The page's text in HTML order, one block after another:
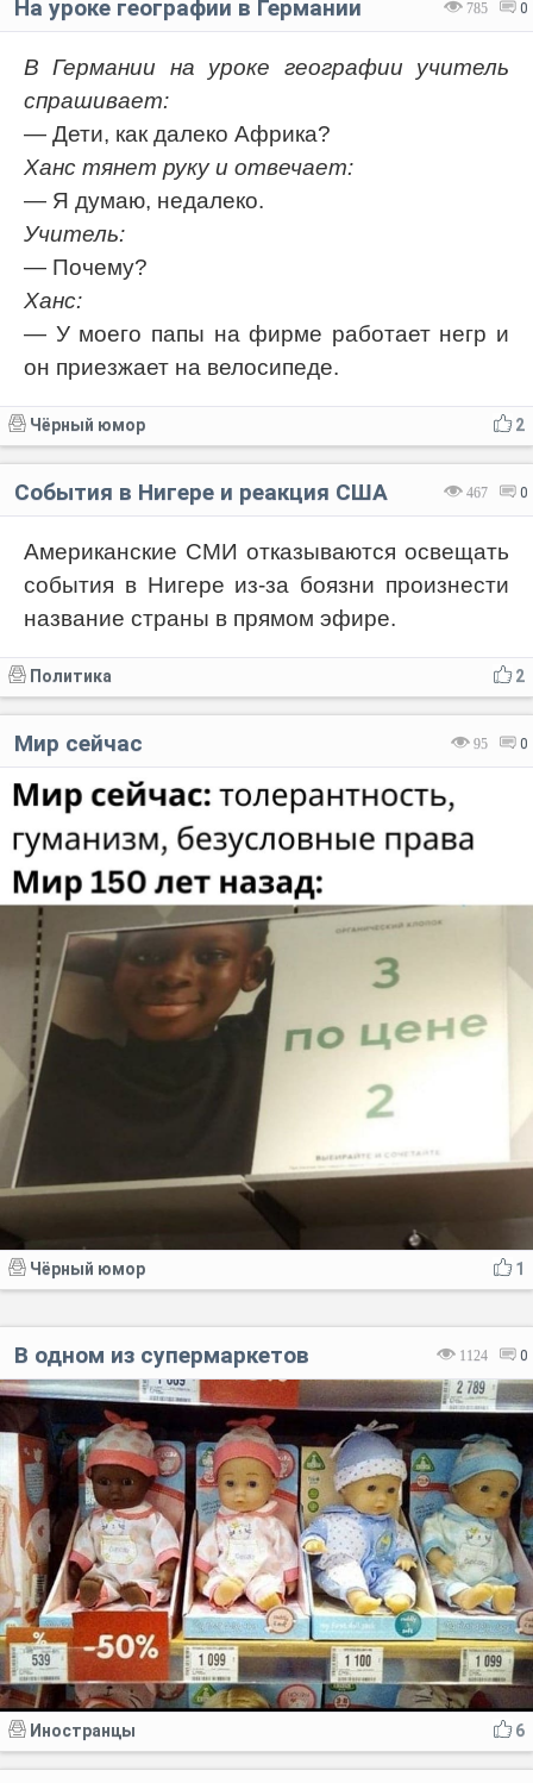
785 0
На уроке географии в Германии
В Германии на уроке географии учитель
спрашивает:
— Дети, как далеко Африка?
Ханс тянет руку и отвечает:
— Я думаю, недалеко.
Учитель:
— Почему?
Ханс:
— У моего папы на фирме работает негр и
он приезжает на велосипеде.
2
Чёрный юмор
467 0
События в Нигере и реакция США
Американские СМИ отказываются освещать
события в Нигере из-за боязни произнести
название страны в прямом эфире.
2
Политика
95 0
Мир сейчас
1
Чёрный юмор
1124 0
В одном из супермаркетов
6
Иностранцы